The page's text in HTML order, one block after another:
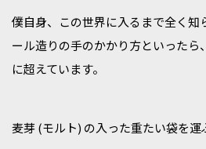
僕自身、この世界に入るまで全く知
ール造りの手のかかり方といったら
に超えています。
麦芽 (モルト) の入った重たい袋を運